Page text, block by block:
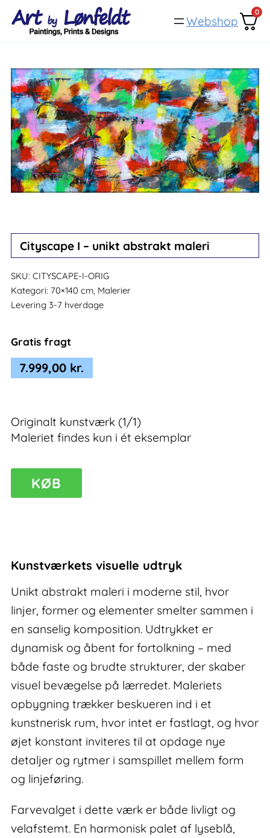
Spring
indhold
Webshop
0
Cityscape I – unikt abstrakt maleri
SKU: CITYSCAPE-I-ORIG
Kategori: 70×140 cm, Malerier
Levering 3-7 hverdage
Gratis fragt
7.999,00 kr.
Originalt kunstværk (1/1)
Maleriet findes kun i ét eksemplar
Cityscape
I
antal
KØB
Kunstværkets visuelle udtryk
Unikt abstrakt maleri i moderne stil, hvor
linjer, former og elementer smelter sammen i
en sanselig komposition. Udtrykket er
dynamisk og åbent for fortolkning – med
både faste og brudte strukturer, der skaber
visuel bevægelse på lærredet. Maleriets
opbygning trækker beskueren ind i et
kunstnerisk rum, hvor intet er fastlagt, og hvor
øjet konstant inviteres til at opdage nye
detaljer og rytmer i samspillet mellem form
og linjeføring.
Farvevalget i dette værk er både livligt og
velafstemt. En harmonisk palet af lyseblå,